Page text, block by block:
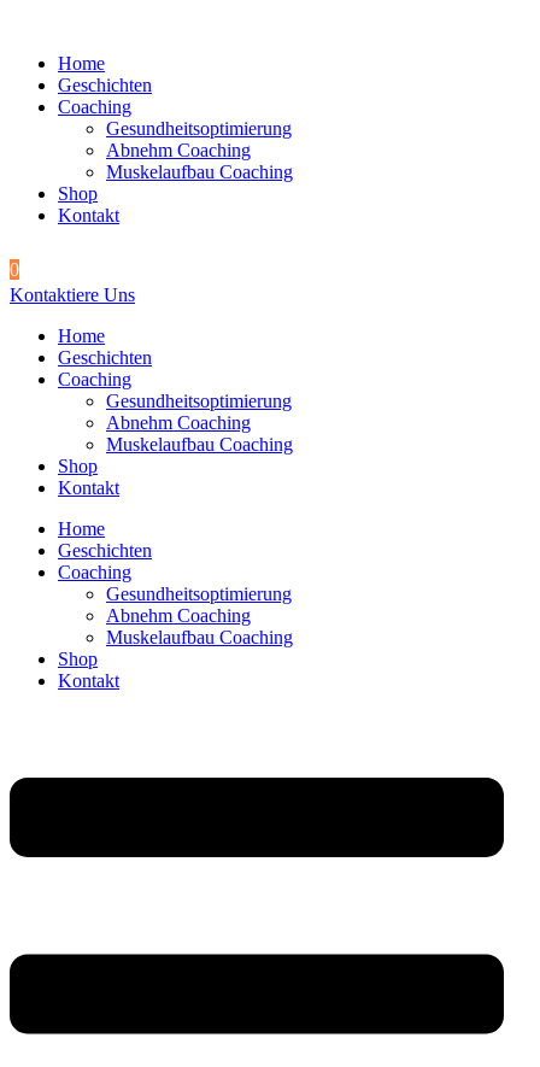
Home
Geschichten
Coaching
Gesundheitsoptimierung
Abnehm Coaching
Muskelaufbau Coaching
Shop
Kontakt
0
Kontaktiere Uns
Home
Geschichten
Coaching
Gesundheitsoptimierung
Abnehm Coaching
Muskelaufbau Coaching
Shop
Kontakt
Home
Geschichten
Coaching
Gesundheitsoptimierung
Abnehm Coaching
Muskelaufbau Coaching
Shop
Kontakt